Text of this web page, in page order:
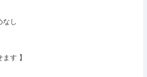
なし
す 】